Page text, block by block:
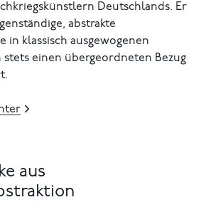
Deutschlands. Er
abstrakte
in klassisch ausgewogenen
einen übergeordneten Bezug
aus